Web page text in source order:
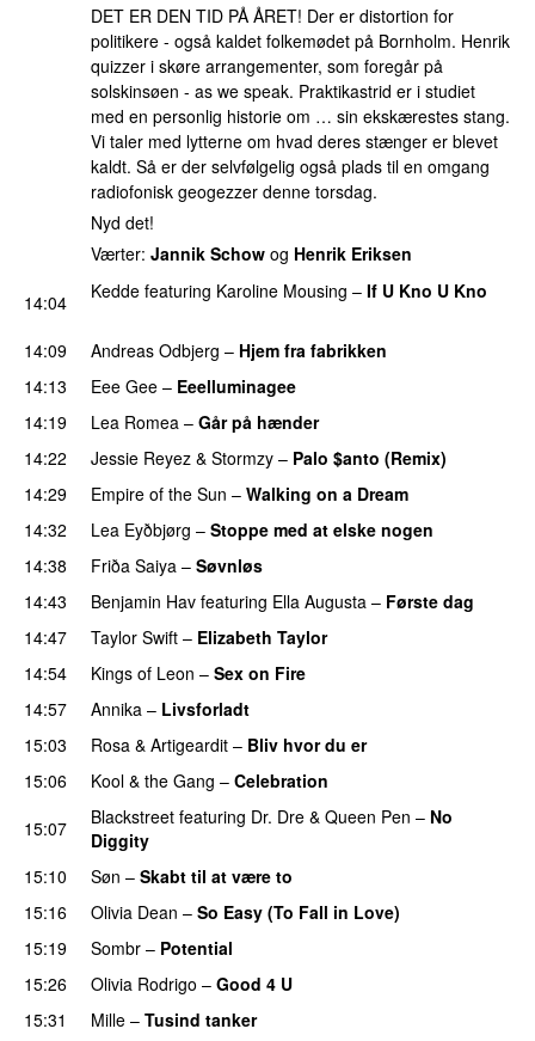
DET ER DEN TID PÅ ÅRET! Der er distortion for
politikere - også kaldet folkemødet på Bornholm. Henrik
quizzer i skøre arrangementer, som foregår på
solskinsøen - as we speak. Praktikastrid er i studiet
med en personlig historie om … sin ekskærestes stang.
Vi taler med lytterne om hvad deres stænger er blevet
kaldt. Så er der selvfølgelig også plads til en omgang
radiofonisk geogezzer denne torsdag.
Nyd det!
Værter: Jannik Schow og Henrik Eriksen
14:04 Kedde featuring Karoline Mousing – If U Kno U Kno
14:09 Andreas Odbjerg – Hjem fra fabrikken
14:13
Eee Gee – Eeelluminagee
14:19 Lea Romea – Går på hænder
14:22
Jessie Reyez & Stormzy – Palo $anto (Remix)
14:29 Empire of the Sun – Walking on a Dream
14:32
Lea Eyðbjørg – Stoppe med at elske nogen
14:38 Friða Saiya – Søvnløs
14:43
Benjamin Hav featuring Ella Augusta – Første dag
14:47 Taylor Swift – Elizabeth Taylor
14:54
Kings of Leon – Sex on Fire
14:57 Annika – Livsforladt
15:03
Rosa & Artigeardit – Bliv hvor du er
15:06 Kool & the Gang – Celebration
15:07
Blackstreet featuring Dr. Dre & Queen Pen – No
Diggity
15:10
Søn – Skabt til at være to
15:16
Olivia Dean – So Easy (To Fall in Love)
15:19
Sombr – Potential
15:26 Olivia Rodrigo – Good 4 U
15:31
Mille – Tusind tanker